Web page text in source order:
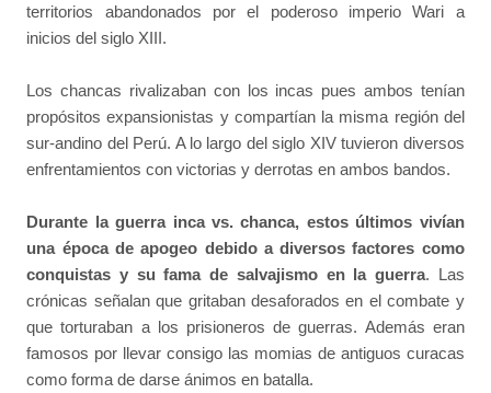
territorios abandonados por el poderoso imperio Wari a
inicios del siglo XIII.
Los chancas rivalizaban con los incas pues ambos tenían
propósitos expansionistas y compartían la misma región del
sur-andino del Perú. A lo largo del siglo XIV tuvieron diversos
enfrentamientos con victorias y derrotas en ambos bandos.
Durante la guerra inca vs. chanca, estos últimos vivían
una época de apogeo debido a diversos factores como
conquistas y su fama de salvajismo en la guerra. Las
crónicas señalan que gritaban desaforados en el combate y
que torturaban a los prisioneros de guerras. Además eran
famosos por llevar consigo las momias de antiguos curacas
como forma de darse ánimos en batalla.